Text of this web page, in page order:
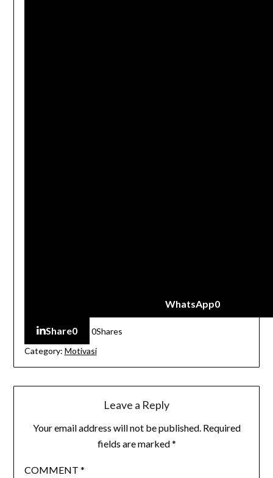
WhatsApp0
Share0 0Shares
Category: Motivasi
Leave a Reply
Your email address will not be published. Required
fields are marked*
COMMENT *